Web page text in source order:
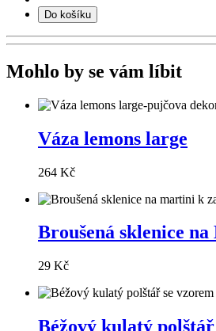
Do košíku
Mohlo by se vám líbit
Váza lemons large
264 Kč
Broušená sklenice
29 Kč
Béžový kulatý